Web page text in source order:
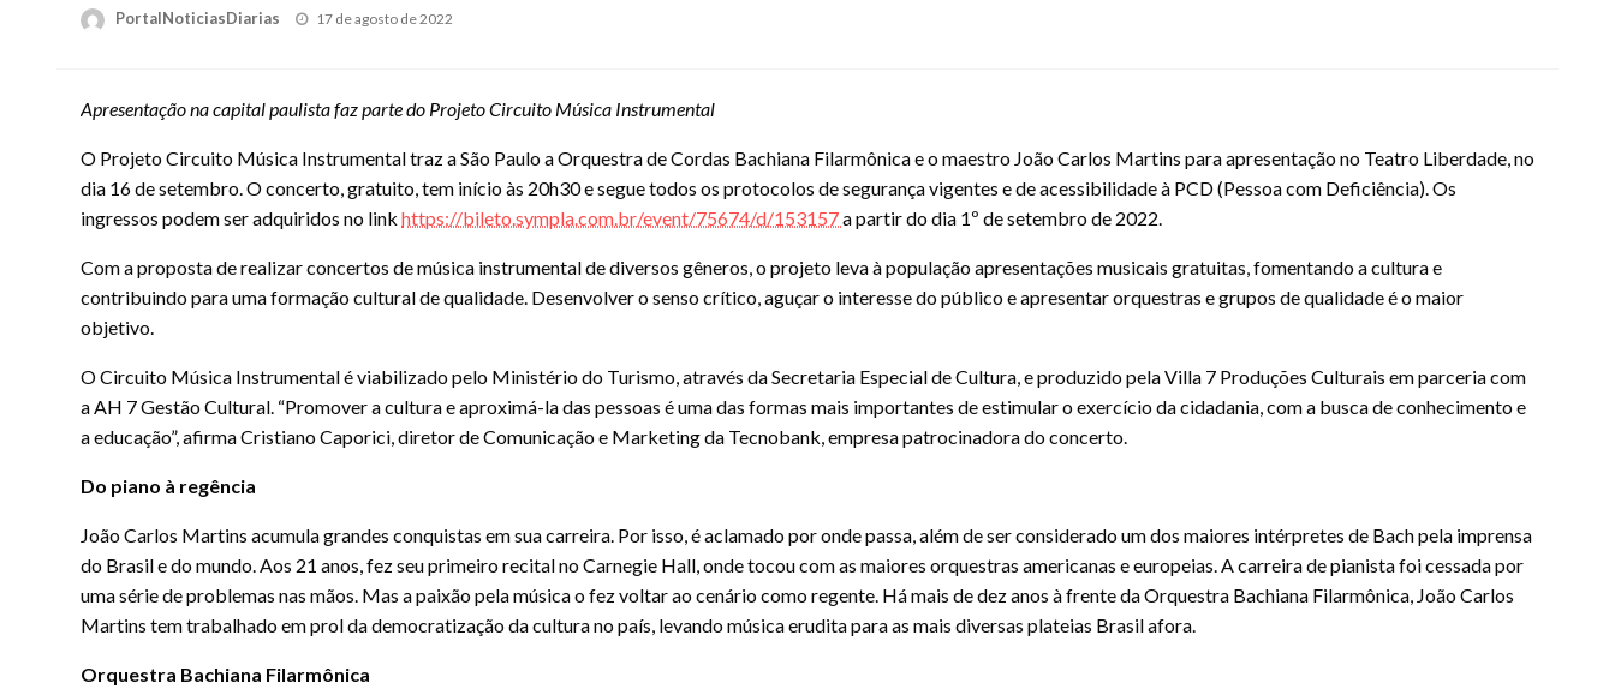
PortalNoticiasDiarias
Posted
17 de agosto de 2022
Apresentação na capital paulista faz parte do Projeto Circuito Música Instrumental
O Projeto Circuito Música Instrumental traz a São Paulo a Orquestra de Cordas Bachiana Filarmônica e o maestro João Carlos Martins para apresentação no Teatro Liberdade, no
dia 16 de setembro. O concerto, gratuito, tem início às 20h30 e segue todos os protocolos de segurança vigentes e de acessibilidade à PCD (Pessoa com Deficiência). Os
ingressos podem ser adquiridos no link https://bileto.sympla.com.br/event/75674/d/153157a partir do dia 1º de setembro de 2022.
Com a proposta de realizar concertos de música instrumental de diversos gêneros, o projeto leva à população apresentações musicais gratuitas, fomentando a cultura e
contribuindo para uma formação cultural de qualidade. Desenvolver o senso crítico, aguçar o interesse do público e apresentar orquestras e grupos de qualidade é o maior
objetivo.
O Circuito Música Instrumental é viabilizado pelo Ministério do Turismo, através da Secretaria Especial de Cultura, e produzido pela Villa 7 Produções Culturais em parceria com
a AH 7 Gestão Cultural. “Promover a cultura e aproximá-la das pessoas é uma das formas mais importantes de estimular o exercício da cidadania, com a busca de conhecimento e
a educação”, afirma Cristiano Caporici, diretor de Comunicação e Marketing da Tecnobank, empresa patrocinadora do concerto.
Do piano à regência
João Carlos Martins acumula grandes conquistas em sua carreira. Por isso, é aclamado por onde passa, além de ser considerado um dos maiores intérpretes de Bach pela imprensa
do Brasil e do mundo. Aos 21 anos, fez seu primeiro recital no Carnegie Hall, onde tocou com as maiores orquestras americanas e europeias. A carreira de pianista foi cessada por
uma série de problemas nas mãos. Mas a paixão pela música o fez voltar ao cenário como regente. Há mais de dez anos à frente da Orquestra Bachiana Filarmônica, João Carlos
Martins tem trabalhado em prol da democratização da cultura no país, levando música erudita para as mais diversas plateias Brasil afora.
Orquestra Bachiana Filarmônica